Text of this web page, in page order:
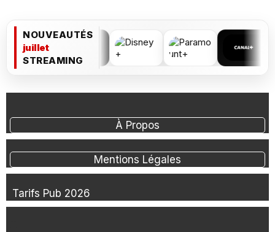
NOUVEAUTÉS
juillet
STREAMING
À Propos
Mentions Légales
Tarifs Pub 2026